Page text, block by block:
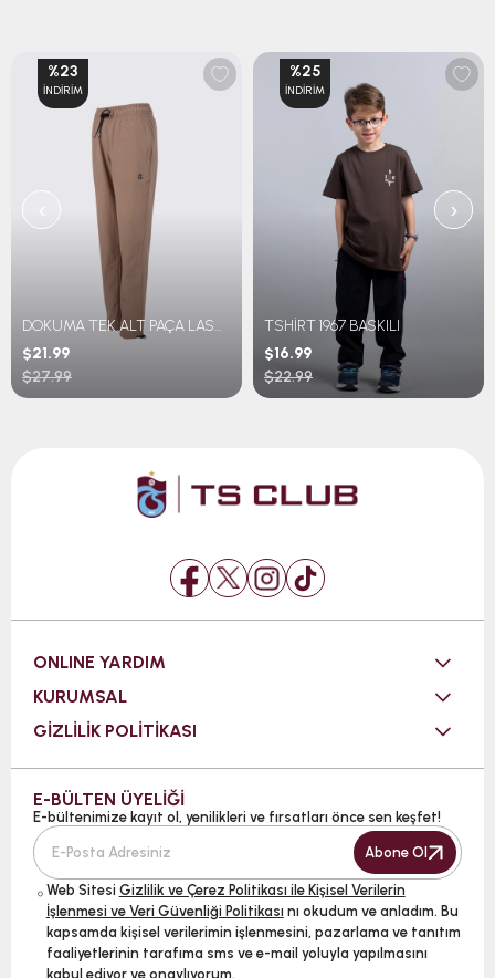
DOKUMA TEK ALT PAÇA LASTİKLİ
$21.99
$27.99
%23
İNDIRIM
TSHİRT 1967 BASKILI
$16.99
$22.99
%25
İNDIRIM
‹ ›
ONLINE YARDIM
KURUMSAL
GİZLİLİK POLİTİKASI
E-BÜLTEN ÜYELİĞİ
E-bültenimize kayıt ol, yenilikleri ve fırsatları önce sen keşfet!
Abone Ol
Web Sitesi Gizlilik ve Çerez Politikası ile Kişisel Verilerin
İşlenmesi ve Veri Güvenliği Politikası nı okudum ve anladım. Bu
kapsamda kişisel verilerimin işlenmesini, pazarlama ve tanıtım
faaliyetlerinin tarafıma sms ve e-mail yoluyla yapılmasını
kabul ediyor ve onaylıyorum.